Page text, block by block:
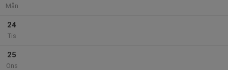
Mån
24
Tis
25
Ons